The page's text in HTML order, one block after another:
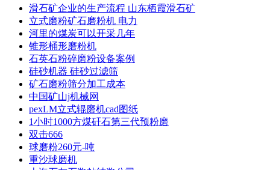
滑石矿企业的生产流程 山东栖霞滑石矿
立式磨粉矿石磨粉机 电力
河里的煤炭可以开采几年
锥形桶形磨粉机
石英石粉碎磨粉设备案例
硅砂机器 硅砂过滤筛
矿石磨粉筛分加工成本
中国矿山j机械网
pexLM立式辊磨机cad图纸
1小时1000方煤矸石第三代预粉磨
双击666
球磨粉260元-吨
重沙球磨机